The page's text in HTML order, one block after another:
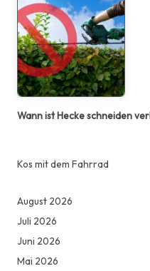
Wann ist Hecke schneiden
Kos mit dem Fahrrad
August 2026
Juli 2026
Juni 2026
Mai 2026